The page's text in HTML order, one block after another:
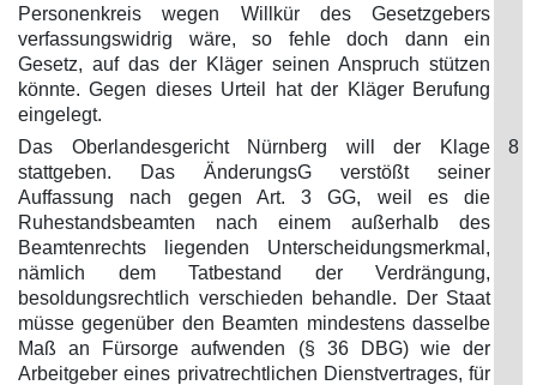
Personenkreis wegen Willkür des Gesetzgebers
verfassungswidrig wäre, so fehle doch dann ein
Gesetz, auf das der Kläger seinen Anspruch stützen
könnte. Gegen dieses Urteil hat der Kläger Berufung
eingelegt.
Das Oberlandesgericht Nürnberg will der Klage
stattgeben. Das ÄnderungsG verstößt seiner
Auffassung nach gegen Art. 3 GG, weil es die
Ruhestandsbeamten nach einem außerhalb des
Beamtenrechts liegenden Unterscheidungsmerkmal,
nämlich dem Tatbestand der Verdrängung,
besoldungsrechtlich verschieden behandle. Der Staat
müsse gegenüber den Beamten mindestens dasselbe
Maß an Fürsorge aufwenden (§ 36 DBG) wie der
Arbeitgeber eines privatrechtlichen Dienstvertrages, für
8